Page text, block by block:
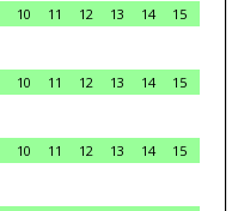
10 11 12 13 14
15
10 11 12 13 14
15
10 11 12 13 14
15